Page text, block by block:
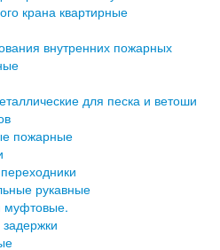
крана квартирные
внутренних пожарных
для песка и ветоши
пожарные
рукавные
муфтовые.